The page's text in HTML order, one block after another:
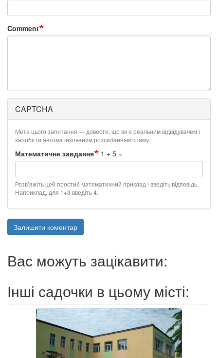
Comment
CAPTCHA
Мета цього запитання — довести, що ви є реальним відвідувачем і
запобігти автоматизованим розсиланням спаму.
Математичне завдання 1 + 5 =
Розв’яжіть цей простий математичний приклад і введіть відповідь.
Наприклад, для 1+3 введіть 4.
Залишити коментар
Вас можуть зацікавити:
Інші садочки в цьому місті: